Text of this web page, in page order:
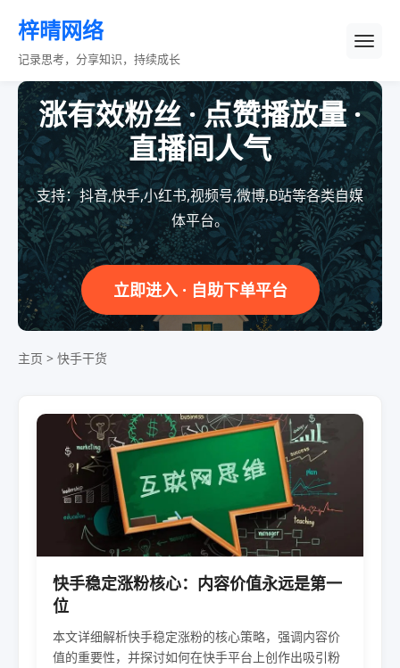
梓晴网络
记录思考，分享知识，持续成长
涨有效粉丝 · 点赞播放量 ·
直播间人气
支持：抖音,快手,小红书,视频号,微博,B站等各类自媒
体平台。
立即进入 · 自助下单平台
主页 > 快手干货
快手稳定涨粉核心：内容价值永远是第一
位
本文详细解析快手稳定涨粉的核心策略，强调内容价
值的重要性，并探讨如何在快手平台上创作出吸引粉